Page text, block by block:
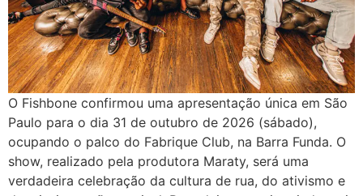
O Fishbone confirmou uma apresentação única em São
Paulo para o dia 31 de outubro de 2026 (sábado),
ocupando o palco do Fabrique Club, na Barra Funda. O
show, realizado pela produtora Maraty, será uma
verdadeira celebração da cultura de rua, do ativismo e